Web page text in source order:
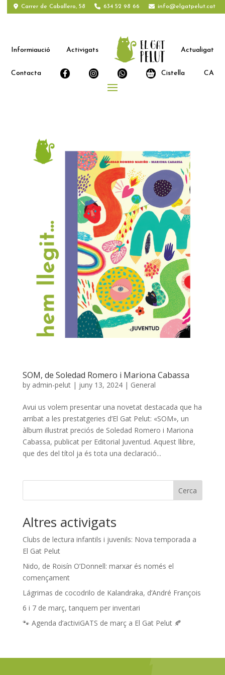
Carrer de Caballero, 58 634 52 98 66 info@elgatpelut.cat
Informiaució Activigats Actualigat
Contacta Cistella CA
SOM, de Soledad Romero i Mariona Cabassa
by admin-pelut| juny 13, 2024| General
Avui us volem presentar una novetat destacada que ha
arribat a les prestatgeries d’El Gat Pelut: «SOM», un
àlbum il·lustrat preciós de Soledad Romero i Mariona
Cabassa, publicat per Editorial Juventud. Aquest llibre,
que des del títol ja és tota una declaració...
Cerca
Altres activigats
Clubs de lectura infantils i juvenils: Nova temporada a
El Gat Pelut
Nido, de Roisín O’Donnell: marxar és només el
començament
Lágrimas de cocodrilo de Kalandraka, d’André François
6 i 7 de març, tanquem per inventari
🐾 Agenda d’activiGATS de març a El Gat Pelut 🍂